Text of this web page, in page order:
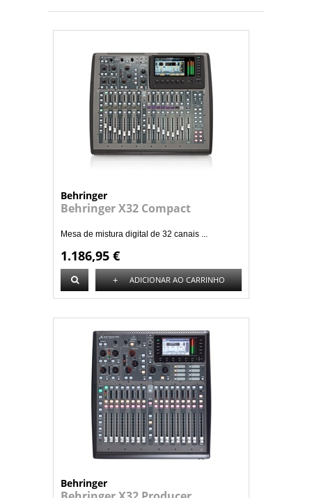
Behringer
Behringer X32 Compact
Mesa de mistura digital de 32 canais ...
1.186,95 €
+ ADICIONAR AO CARRINHO
Behringer